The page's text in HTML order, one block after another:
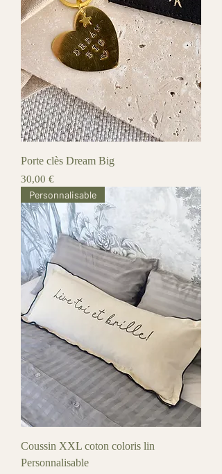
Porte clès Dream Big
Prix
30,00 €
Personnalisable
Coussin XXL coton coloris lin
Personnalisable